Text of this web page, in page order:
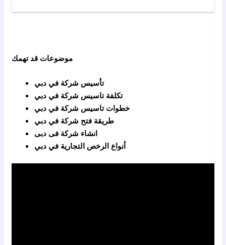
موضوعات قد تهمك
تأسيس شركة في دبي
تكلفة تاسيس شركة في دبي
خطوات تاسيس شركة في دبي
طريقة فتح شركة في دبي
انشاء شركة فى دبى
أنواع الرخص التجارية في دبي